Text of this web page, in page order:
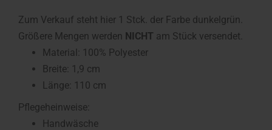
Zum Verkauf steht hier 1 Stck. der Farbe dunkelgrün.
Größere Mengen werden NICHT am Stück versendet.
Material: 100% Polyester
Breite: 1,9 cm
Länge: 110 cm
Pflegeheinweise:
Handwäsche